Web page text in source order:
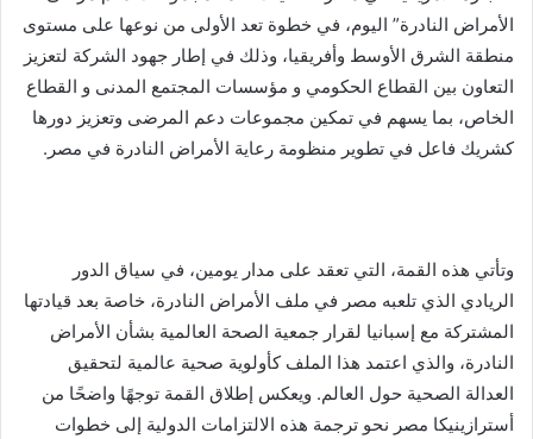
الأمراض النادرة” اليوم، في خطوة تعد الأولى من نوعها على مستوى
منطقة الشرق الأوسط وأفريقيا، وذلك في إطار جهود الشركة لتعزيز
التعاون بين القطاع الحكومي و مؤسسات المجتمع المدنى و القطاع
الخاص، بما يسهم في تمكين مجموعات دعم المرضى وتعزيز دورها
كشريك فاعل في تطوير منظومة رعاية الأمراض النادرة في مصر.
وتأتي هذه القمة، التي تعقد على مدار يومين، في سياق الدور
الريادي الذي تلعبه مصر في ملف الأمراض النادرة، خاصة بعد قيادتها
المشتركة مع إسبانيا لقرار جمعية الصحة العالمية بشأن الأمراض
النادرة، والذي اعتمد هذا الملف كأولوية صحية عالمية لتحقيق
العدالة الصحية حول العالم. ويعكس إطلاق القمة توجهًا واضحًا من
أسترازينيكا مصر نحو ترجمة هذه الالتزامات الدولية إلى خطوات